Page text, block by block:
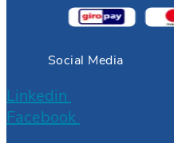
Social Media
Linkedin
Facebook